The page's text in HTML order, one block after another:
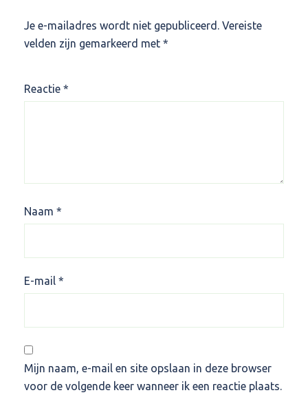
Je e-mailadres wordt niet gepubliceerd. Vereiste
velden zijn gemarkeerd met *
Reactie *
Naam *
E-mail *
Mijn naam, e-mail en site opslaan in deze browser
voor de volgende keer wanneer ik een reactie plaats.